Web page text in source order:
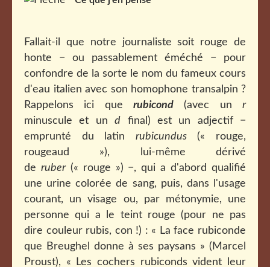
Fallait-il que notre journaliste soit rouge de
honte − ou passablement éméché − pour
confondre de la sorte le nom du fameux cours
d'eau italien avec son homophone transalpin ?
Rappelons ici que rubicond (avec un r
minuscule et und final) est un adjectif −
emprunté du latin rubicundus(« rouge,
rougeaud »), lui-même dérivé
de ruber(« rouge ») −, qui a d'abord qualifié
une urine colorée de sang, puis, dans l'usage
courant, un visage ou, par métonymie, une
personne qui a le teint rouge (pour ne pas
dire couleur rubis, con !) : « La face rubiconde
que Breughel donne à ses paysans » (Marcel
Proust), « Les cochers rubiconds vident leur